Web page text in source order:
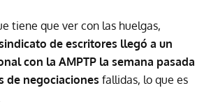
tiene que ver con las huelgas,
de escritores llegó a un
con la AMPTP la semana pasada
de negociaciones fallidas, lo que es